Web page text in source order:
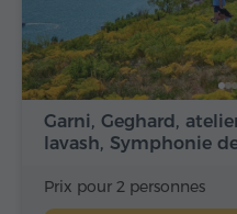
Garni, Geghard,
lavash, Symphonie
Prix pour 2 personnes